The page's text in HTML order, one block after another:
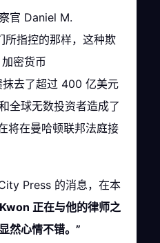
官 Daniel M.
所指控的那样，这种欺
密货币
去了超过 400 亿美元
全球无数投资者造成了
将在曼哈顿联邦法庭接
Press 的消息，在本
正在与他的律师之
然心情不错。”